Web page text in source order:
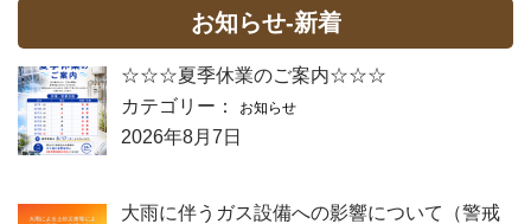
お知らせ-新着
☆☆☆夏季休業のご案内☆☆☆
カテゴリー：
お知らせ
2026年8月7日
大雨に伴うガス設備への影響について（警戒